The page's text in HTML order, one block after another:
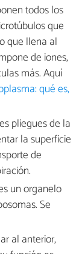
todos los
que
que llena al
de iones,
más. Aquí
qué es,
pliegues de la
la superficie
de
un organelo
Se
al anterior,